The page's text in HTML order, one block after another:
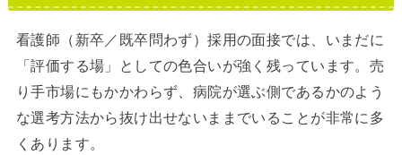
看護師（新卒／既卒問わず）採用の面接では、いまだに
「評価する場」としての色合いが強く残っています。売
り手市場にもかかわらず、病院が選ぶ側であるかのよう
な選考方法から抜け出せないままでいることが非常に多
くあります。